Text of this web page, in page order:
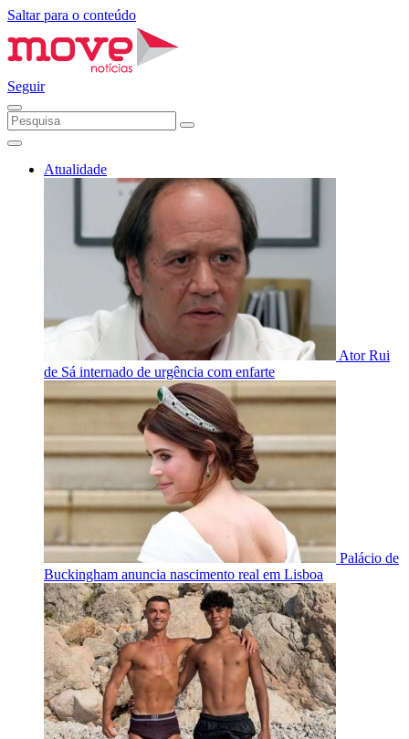
Saltar para o conteúdo
Seguir
Atualidade
Ator Rui
de Sá internado de urgência com enfarte
Palácio de
Buckingham anuncia nascimento real em Lisboa